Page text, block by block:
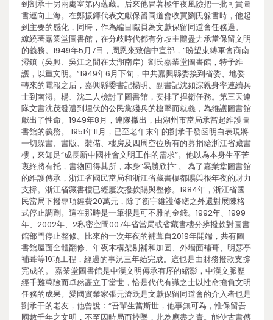
到劉承干另兩處室第內蘊藏。后來他冒著極年夜風險把一批可貴圖
書運向上海。在鄭振鐸代表文獻保留同道會收買劉氏躲書時，他起
到主要的感化，同時，作為編目職員為文獻保留同道會任務過。
繚繞著嘉業堂圖書館，在分歧時代都有分歧主體盡力承當保留文明
的義務。1949年5月7日，周恩來致信中宣部，“盼望束縛軍會商南
潯鎮（吳興、吳江之間在太湖南岸）劉氏嘉業堂圖書館，特予維
護，以重文明。”1949年6月下旬，中共嘉興縣委接到省委、地委
轉來的電報之后，嘉興縣委書記楊明、副書記沈如淙親身率連續兵
士到南潯。楊、沈二人檢討了圖書館，安排了捍衛任務。第三天連
隊文書沈茂發遭到埋伏的公民黨殘兵的槍擊而就義，為維護圖書館
獻出了性命。1949年8月，連隊撤出，由湖州市當局承當起維護圖
書館的義務。 1951年11月，已至老年末年的劉承干發函明白表現將
一切躲書、書版、裝備、樓房及四周空位所有的募捐給浙江省藏書
樓，來知足“成長新中國社會文明工作的需求”。他以為本身生平苦
衷終將有托，書物回得其所，本身“曷勝欣抃”。 為了嘉業堂圖書館
的維護傳承，浙江省國民當局和浙江省藏書樓都賜與很年夜的財力
支撐。浙江省藏書樓已經屢次撥款賜與整修。1984年，浙江省國
民當局下撥專項經費20萬元，除了衡宇維護修繕之外還對展陳格
式停止調劑。這在那時是一筆很是可不雅的金錢。1992年、1999
年、2002年、2私密空間007年省當局或省藏書樓分辨撥款對圖書
館部門停止整修。比來的一次年夜的補葺自2019年開端，共有圖
書館屋面全體翻修、年夜木構架剔補和加固、外墻面補葺、明瑟亭
補葺等19項工程，經過的事況三年始完成。這也是由財務撥款支撐
完成的。 嘉業堂圖書館是中漢文明傳承有序的縮影，中漢文脈歷
經千難萬險而卓然矗立于當世，恰是代代有識之士以性命擔負文明
任務的成果。愛國實業家張元濟既是文獻保留同道會的介入者也是
劉承干的老友，他曾說：“吾輩生當斯世，他事無可為，惟保留吾
國數千年之文明，不至因時局而掉墜，此為應盡之責。能使古書傳